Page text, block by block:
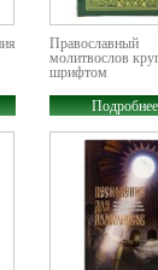
Православный
молитвослов
шрифтом